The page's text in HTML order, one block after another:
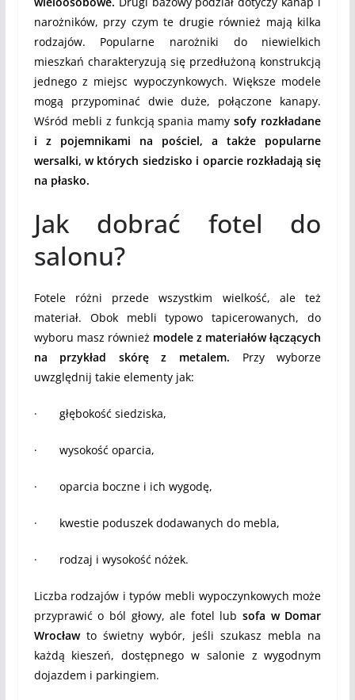
narożników, przy czym te drugie również mają kilka
rodzajów. Popularne narożniki do niewielkich
mieszkań charakteryzują się przedłużoną konstrukcją
jednego z miejsc wypoczynkowych. Większe modele
mogą przypominać dwie duże, połączone kanapy.
Wśród mebli z funkcją spania mamysofy rozkładane
i z pojemnikami na pościel, a także popularne
wersalki, w których siedzisko i oparcie rozkładają się
na płasko.
Jak dobrać fotel do
salonu?
Fotele różni przede wszystkim wielkość, ale też
materiał. Obok mebli typowo tapicerowanych, do
wyboru masz również modele z materiałów łączących
na przykład skórę z metalem. Przy wyborze
uwzględnij takie elementy jak:
· głębokość siedziska,
· wysokość oparcia,
· oparcia boczne i ich wygodę,
· kwestie poduszek dodawanych do mebla,
· rodzaj i wysokość nóżek.
Liczba rodzajów i typów mebli wypoczynkowych może
przyprawić o ból głowy, ale fotel lubsofa w Domar
Wrocławto świetny wybór, jeśli szukasz mebla na
każdą kieszeń, dostępnego w salonie z wygodnym
dojazdem i parkingiem.